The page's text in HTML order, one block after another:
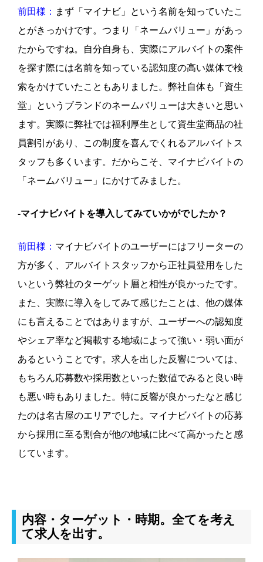
前田様： まず「マイナビ」という名前を知っていたこ
とがきっかけです。つまり「ネームバリュー」があっ
たからですね。自分自身も、実際にアルバイトの案件
を探す際には名前を知っている認知度の高い媒体で検
索をかけていたこともありました。弊社自体も「資生
堂」というブランドのネームバリューは大きいと思い
ます。実際に弊社では福利厚生として資生堂商品の社
員割引があり、この制度を喜んでくれるアルバイトス
タッフも多くいます。だからこそ、マイナビバイトの
「ネームバリュー」にかけてみました。
-マイナビバイトを導入してみていかがでしたか？
前田様： マイナビバイトのユーザーにはフリーターの
方が多く、アルバイトスタッフから正社員登用をした
いという弊社のターゲット層と相性が良かったです。
また、実際に導入をしてみて感じたことは、他の媒体
にも言えることではありますが、ユーザーへの認知度
やシェア率など掲載する地域によって強い・弱い面が
あるということです。求人を出した反響については、
もちろん応募数や採用数といった数値でみると良い時
も悪い時もありました。特に反響が良かったなと感じ
たのは名古屋のエリアでした。マイナビバイトの応募
から採用に至る割合が他の地域に比べて高かったと感
じています。
内容・ターゲット・時期。全てを考え
て求人を出す。